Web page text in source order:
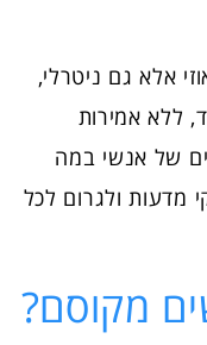
אלא גם ניטרלי,
ללא אמירות
של אנשי במה
מדעות ולגרום לכל
מקוסם?